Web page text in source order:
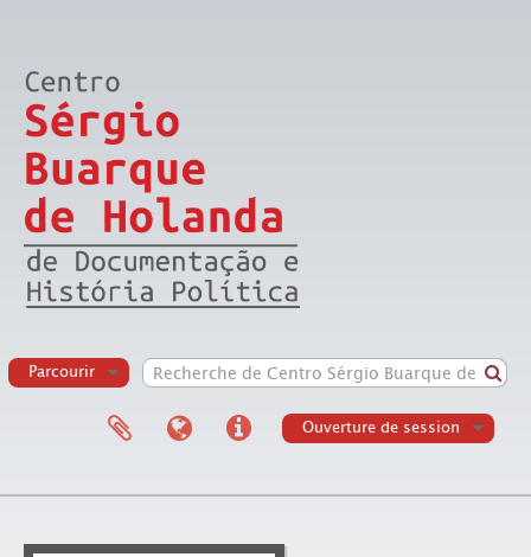
Parcourir
Ouverture de session